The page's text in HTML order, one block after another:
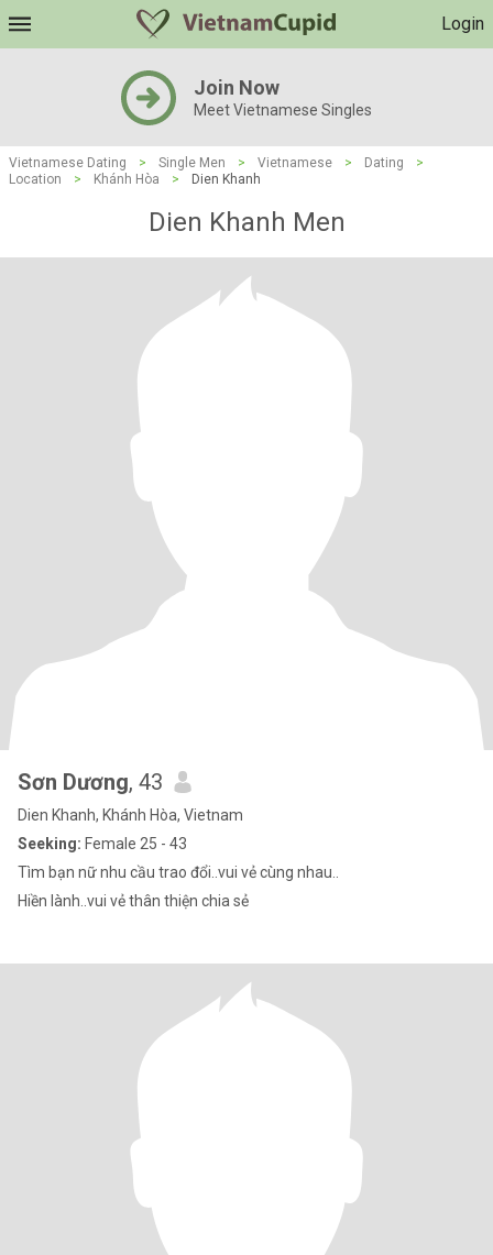
Login
Join Now
Meet Vietnamese Singles
Vietnamese Dating > Single Men > Vietnamese > Dating
>
Location
> Khánh Hòa > Dien Khanh
Dien Khanh Men
Sơn Dương, 43
Dien Khanh, Khánh Hòa, Vietnam
Seeking: Female 25 - 43
Tìm bạn nữ nhu cầu trao đổi..vui vẻ cùng nhau..
Hiền lành..vui vẻ thân thiện chia sẻ